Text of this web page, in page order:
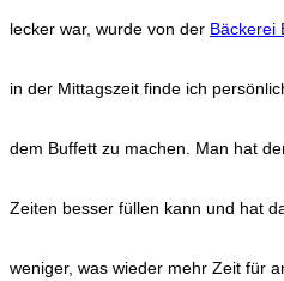
lecker war, wurde von der Bäckerei
in der Mittagszeit finde ich
dem Buffett zu machen. Man hat
Zeiten besser füllen kann und hat
weniger, was wieder mehr Zeit für